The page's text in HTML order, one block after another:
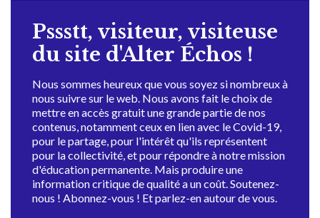
Pssstt, visiteur, visiteuse
du site d'Alter Échos !
Nous sommes heureux que vous soyez si nombreux à
nous suivre sur le web. Nous avons fait le choix de
mettre en accès gratuit une grande partie de nos
contenus, notamment ceux en lien avec le Covid-19,
pour le partage, pour l'intérêt qu'ils représentent
pour la collectivité, et pour répondre à notre mission
d'éducation permanente. Mais produire une
information critique de qualité a un coût. Soutenez-
nous ! Abonnez-vous ! Et parlez-en autour de vous.